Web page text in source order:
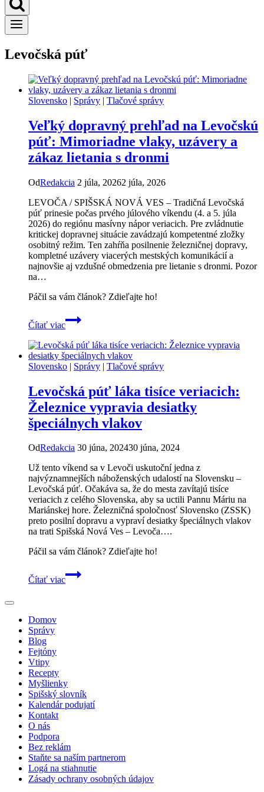
Levočská púť
Slovensko | Správy | Tlačové správy
Veľký dopravný prehľad na Levočskú
púť: Mimoriadne vlaky, uzávery a
zákaz lietania s dronmi
OdRedakcia 2 júla, 20262 júla, 2026
LEVOČA / SPIŠSKÁ NOVÁ VES – Tradičná Levočská
púť prinesie počas prvého júlového víkendu (4. a 5. júla
2026) do regiónu masívny nápor veriacich. Pre zvládnutie
kritickej dopravnej situácie zavádzajú kompetentné zložky
osobitný režim. Ten zahŕňa posilnenie železničnej dopravy,
kompletné uzávery viacerých mestských komunikácií a
najnovšie aj vzdušné obmedzenia pre lietanie s dronmi. Pozor
na…
Páčil sa vám článok? Zdieľajte ho!
Čítať viac
Veľký
dopravný
na
Levočskú
púť:
vlaky,
uzávery
a
zákaz
lietania
dronmi
Slovensko | Správy | Tlačové správy
Levočská púť láka tisíce veriacich:
Železnice vypravia desiatky
špeciálnych vlakov
OdRedakcia 30 júna, 202430 júna, 2024
Už tento víkend sa v Levoči uskutoční jedna z
najvýznamnejších náboženských udalostí na Slovensku –
Levočská púť. Očakáva sa, že do mesta zavítajú tisíce
veriacich z celého Slovenska, aby sa uctili Pannu Máriu na
Mariánskej hore. Železničná spoločnosť Slovensko (ZSSK)
preto posilní dopravu a vypraví desiatky špeciálnych vlakov
na trati Spišská Nová Ves – Levoča….
Páčil sa vám článok? Zdieľajte ho!
Čítať viac
Levočská
púť
Domov
Správy
Blog
Fejtóny
Vtipy
Recepty
Myšlienky
Spišský slovník
Kalendár podujatí
Kontakt
O nás
Podpora
Bez reklám
Staňte sa naším partnerom
Logá na stiahnutie
Zásady ochrany osobných údajov